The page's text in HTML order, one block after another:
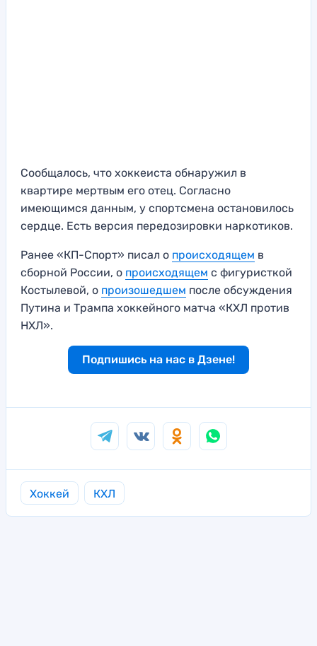
Сообщалось, что хоккеиста обнаружил в
квартире мертвым его отец. Согласно
имеющимся данным, у спортсмена остановилось
сердце. Есть версия передозировки наркотиков.
Ранее «КП-Спорт» писал о происходящем в
сборной России, о происходящем с фигуристкой
Костылевой, о произошедшем после обсуждения
Путина и Трампа хоккейного матча «КХЛ против
НХЛ».
Подпишись на нас в Дзене!
Хоккей КХЛ